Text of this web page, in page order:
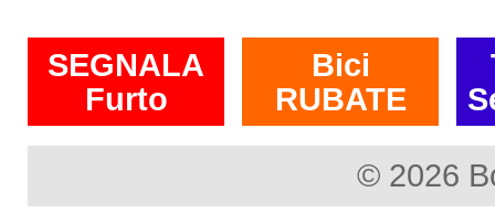
SEGNALA
Furto
Bici
RUBATE
© 2026